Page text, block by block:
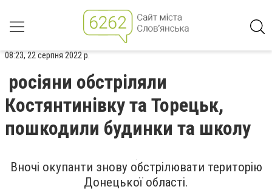
08:23, 22 серпня 2022 р.
росіяни обстріляли
Костянтинівку та Торецьк,
пошкодили будинки та школу
Вночі окупанти знову обстрілювати територію
Донецької області.